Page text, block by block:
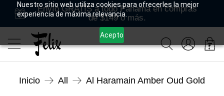
Nuestro sitio web utiliza cookies para ofrecerles la mejor
experiencia de máxima relevancia.
Acepto
Envío GRATIS a todo Panamá en compras
de $149 o más.
Inicio All Al Haramain Amber Oud Gold